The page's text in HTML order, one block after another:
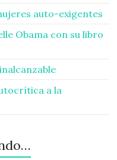
auto-exigentes
Obama con su libro
a la